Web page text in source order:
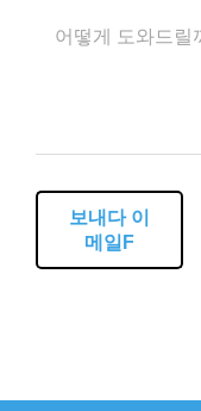
보내다 이
메일F